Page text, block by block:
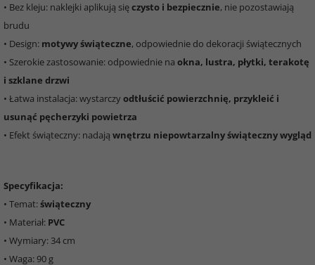
• Bez kleju: naklejki aplikują sięczysto i bezpiecznie, nie pozostawiają
brudu
• Design: motywy świąteczne, odpowiednie do dekoracji świątecznych
• Szerokie zastosowanie: odpowiednie na okna, lustra, płytki, terakotę
i szklane drzwi
• Łatwa instalacja: wystarczyodtłuścić powierzchnię, przykleić i
usunąć pęcherzyki powietrza
• Efekt świąteczny: nadają wnętrzu niepowtarzalny świąteczny wygląd
Specyfikacja:
• Temat:świąteczny
• Materiał: PVC
• Wymiary: 34 cm
• Waga: 90 g